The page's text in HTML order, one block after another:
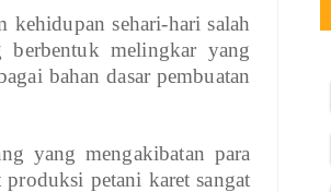
sehari-hari salah
berbentuk melingkar yang
bahan dasar pembuatan
yang mengakibatan para
petani karet sangat